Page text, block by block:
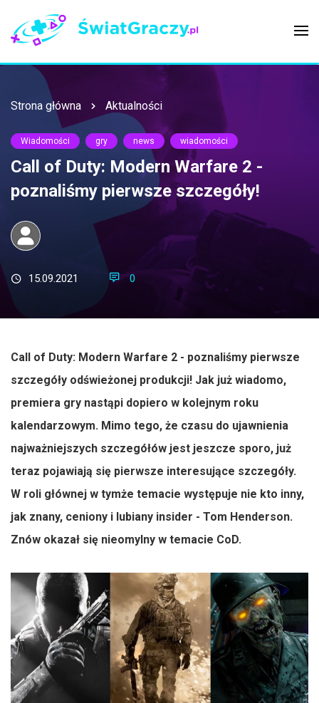
Strona główna Aktualności
Wiadomości gry news wiadomości
Call of Duty: Modern Warfare 2 -
poznaliśmy pierwsze szczegóły!
15.09.2021 0
Call of Duty: Modern Warfare 2 - poznaliśmy pierwsze
szczegóły odświeżonej produkcji! Jak już wiadomo,
premiera gry nastąpi dopiero w kolejnym roku
kalendarzowym. Mimo tego, że czasu do ujawnienia
najważniejszych szczegółów jest jeszcze sporo, już
teraz pojawiają się pierwsze interesujące szczegóły.
W roli głównej w tymże temacie występuje nie kto inny,
jak znany, ceniony i lubiany insider - Tom Henderson.
Znów okazał się nieomylny w temacie CoD.